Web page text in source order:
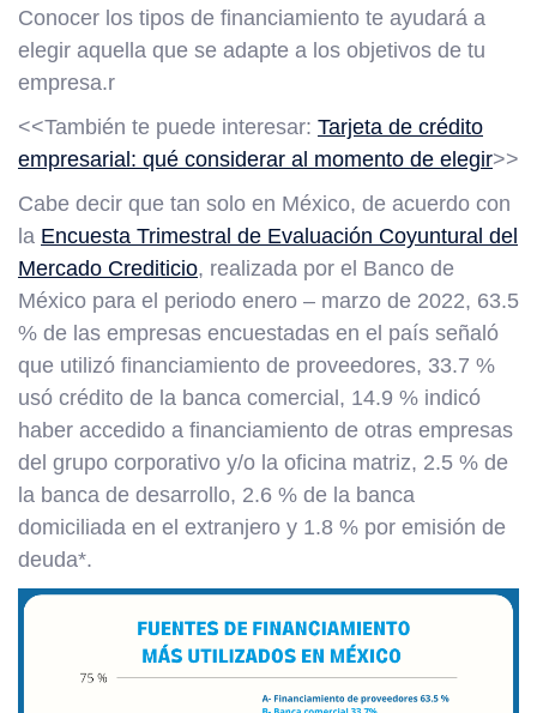
Conocer los tipos de financiamiento te ayudará a
elegir aquella que se adapte a los objetivos de tu
empresa.r
<<También te puede interesar: Tarjeta de crédito
empresarial: qué considerar al momento de elegir>>
Cabe decir que tan solo en México, de acuerdo con
la Encuesta Trimestral de Evaluación Coyuntural del
Mercado Crediticio, realizada por el Banco de
México para el periodo enero – marzo de 2022, 63.5
% de las empresas encuestadas en el país señaló
que utilizó financiamiento de proveedores, 33.7 %
usó crédito de la banca comercial, 14.9 % indicó
haber accedido a financiamiento de otras empresas
del grupo corporativo y/o la oficina matriz, 2.5 % de
la banca de desarrollo, 2.6 % de la banca
domiciliada en el extranjero y 1.8 % por emisión de
deuda*.